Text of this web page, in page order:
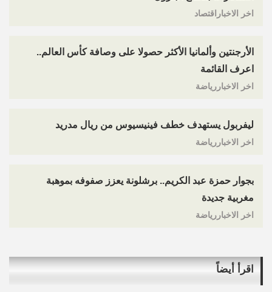
اخر الاخباراقتصاد
الأرجنتين وألمانيا الأكثر حصولا على وصافة كأس العالم..
اعرف القائمة
اخر الاخباررياضة
ليفربول يستهدف خطف فينيسيوس من ريال مدريد
اخر الاخباررياضة
بجوار حمزة عبد الكريم.. برشلونة يعزز صفوفه بموهبة
مغربية جديدة
اخر الاخباررياضة
اقرأ أيضاً